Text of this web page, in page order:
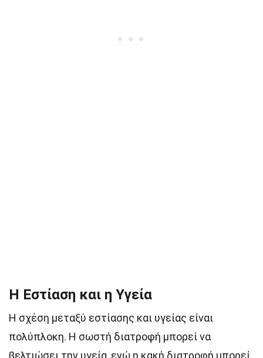
Η Εστίαση και η Υγεία
Η σχέση μεταξύ εστίασης και υγείας είναι
πολύπλοκη. Η σωστή διατροφή μπορεί να
βελτιώσει την υγεία, ενώ η κακή διατροφή μπορεί